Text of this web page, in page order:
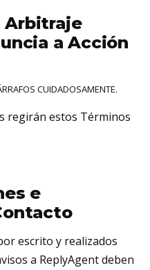
Arbitraje
a Acción
CUIDADOSAMENTE.
regirán estos Términos
e
escrito y realizados
a ReplyAgent deben